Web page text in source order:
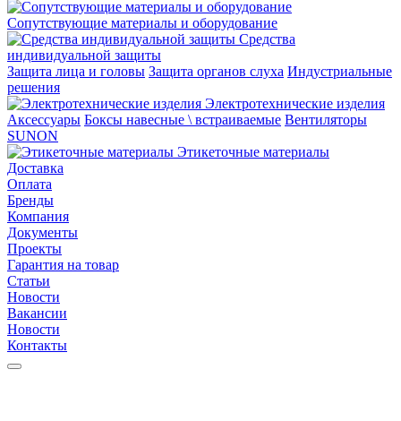
Сопутствующие материалы и оборудование
Средства
индивидуальной защиты
Защита лица и головы Защита органов слуха Индустриальные
решения
Электротехнические изделия
Аксессуары Боксы навесные \ встраиваемые Вентиляторы
SUNON
Этикеточные материалы
Доставка
Оплата
Бренды
Компания
Документы
Проекты
Гарантия на товар
Статьи
Новости
Вакансии
Новости
Контакты